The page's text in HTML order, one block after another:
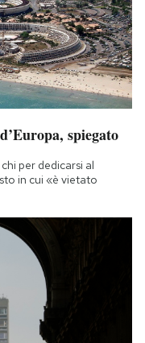
spiegato
per dedicarsi al
in cui «è vietato